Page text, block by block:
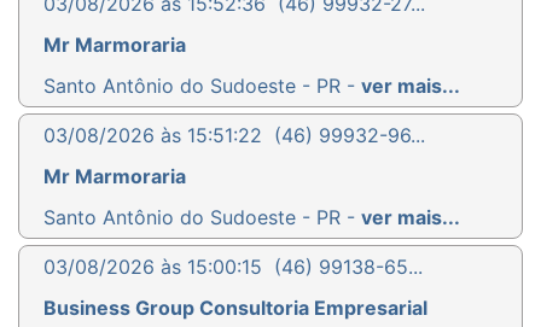
Mr Marmoraria
Santo Antônio do Sudoeste - PR - ver mais...
03/08/2026 às 15:51:22 (46) 99932-96...
Mr Marmoraria
Santo Antônio do Sudoeste - PR - ver mais...
03/08/2026 às 15:00:15 (46) 99138-65...
Business Group Consultoria Empresarial